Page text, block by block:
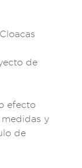
loacas
de
efecto
medidas y
de